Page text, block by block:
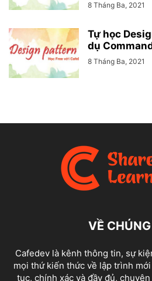
8 Tháng Ba, 2021
Tự học
dụ
8 Tháng Ba, 2021
VỀ
Cafedev là kênh thông tin, sự
mọi thứ kiến thức về lập trình
tục, chính xác và đầy đủ,